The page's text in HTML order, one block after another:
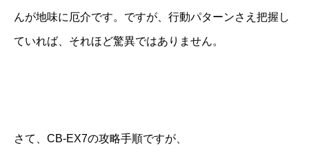
んが地味に厄介です。ですが、行動パターンさえ把握し
ていれば、それほど驚異ではありません。
さて、CB-EX7の攻略手順ですが、